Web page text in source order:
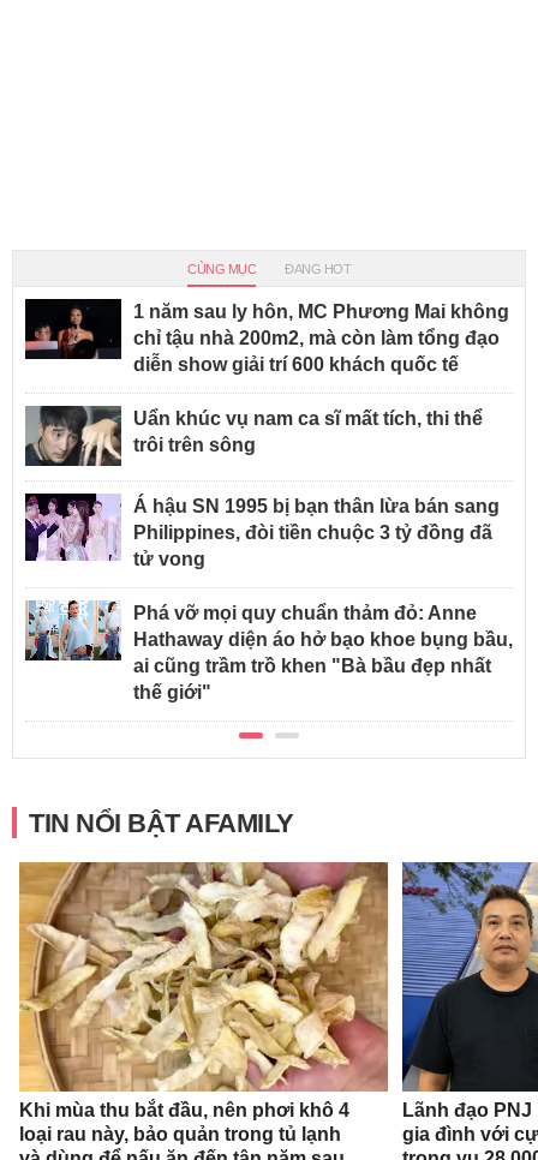
CÙNG MỤC ĐANG HOT
1 năm sau ly hôn, MC Phương Mai không
chỉ tậu nhà 200m2, mà còn làm tổng đạo
diễn show giải trí 600 khách quốc tế
Uẩn khúc vụ nam ca sĩ mất tích, thi thể
trôi trên sông
Á hậu SN 1995 bị bạn thân lừa bán sang
Philippines, đòi tiền chuộc 3 tỷ đồng đã
tử vong
Phá vỡ mọi quy chuẩn thảm đỏ: Anne
Hathaway diện áo hở bạo khoe bụng bầu,
ai cũng trầm trồ khen "Bà bầu đẹp nhất
thế giới"
TIN NỔI BẬT AFAMILY
Khi mùa thu bắt đầu, nên phơi khô 4
loại rau này, bảo quản trong tủ lạnh
Lãnh đạo
gia đình với